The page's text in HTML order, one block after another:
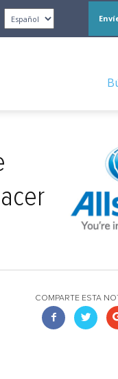
COMPARTE ESTA